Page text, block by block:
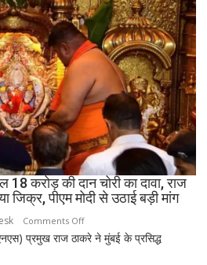
के
सबसे
छोटे
बेटे
आबान
अहमद
समेत
की
मौत,
तीन
लोग
गंभीर
घायल
18 करोड़ की दान चोरी का दावा, राज
जिक्र, पीएम मोदी से उठाई बड़ी मांग
Comments Offon
सिद्धिविनायक
प्रमुख राज ठाकरे ने मुंबई के प्रसिद्ध